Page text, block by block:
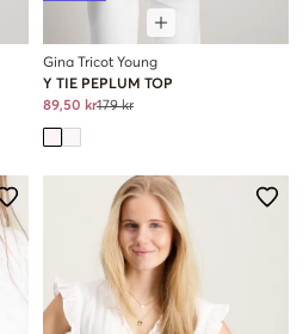
Gina Tricot Young
Y TIE PEPLUM TOP
89,50 kr179 kr